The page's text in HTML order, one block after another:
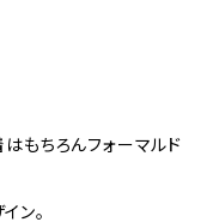
もちろんフォーマルド
ン。